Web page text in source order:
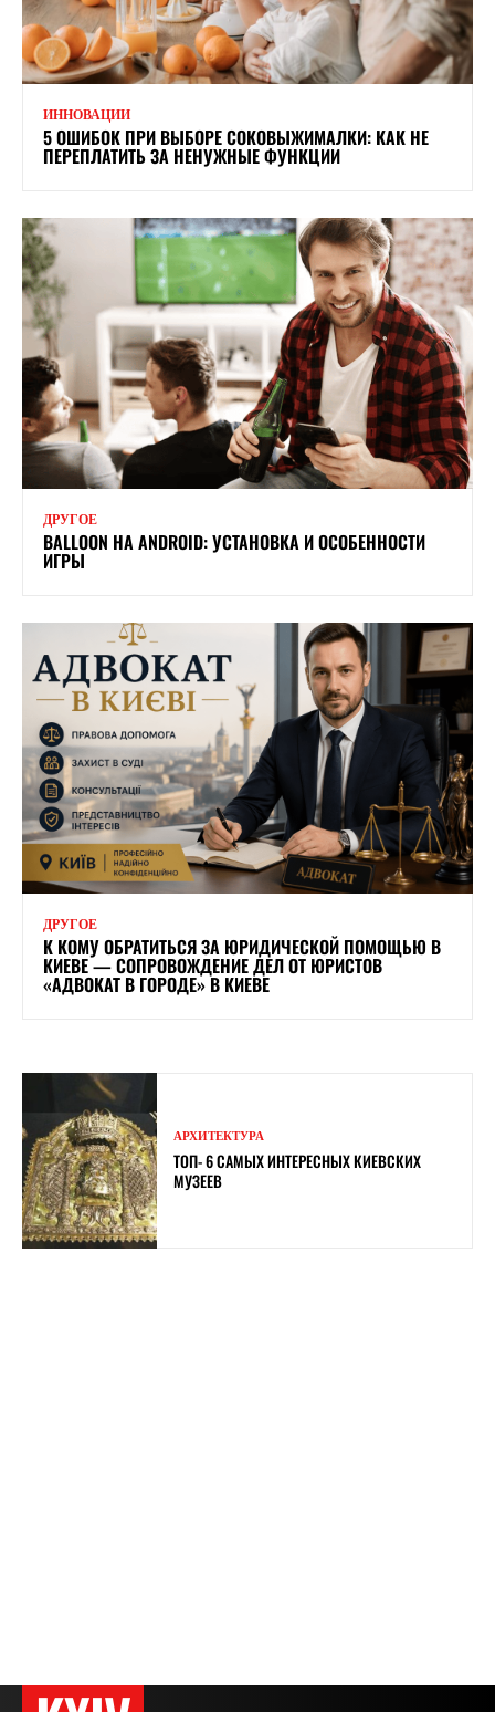
ИННОВАЦИИ
5 ОШИБОК ПРИ ВЫБОРЕ СОКОВЫЖИМАЛКИ: КАК НЕ
ПЕРЕПЛАТИТЬ ЗА НЕНУЖНЫЕ ФУНКЦИИ
ДРУГОЕ
BALLOON НА ANDROID: УСТАНОВКА И ОСОБЕННОСТИ
ИГРЫ
ДРУГОЕ
К КОМУ ОБРАТИТЬСЯ ЗА ЮРИДИЧЕСКОЙ ПОМОЩЬЮ В
КИЕВЕ — СОПРОВОЖДЕНИЕ ДЕЛ ОТ ЮРИСТОВ
«АДВОКАТ В ГОРОДЕ» В КИЕВЕ
АРХИТЕКТУРА
ТОП- 6 САМЫХ ИНТЕРЕСНЫХ КИЕВСКИХ
МУЗЕЕВ